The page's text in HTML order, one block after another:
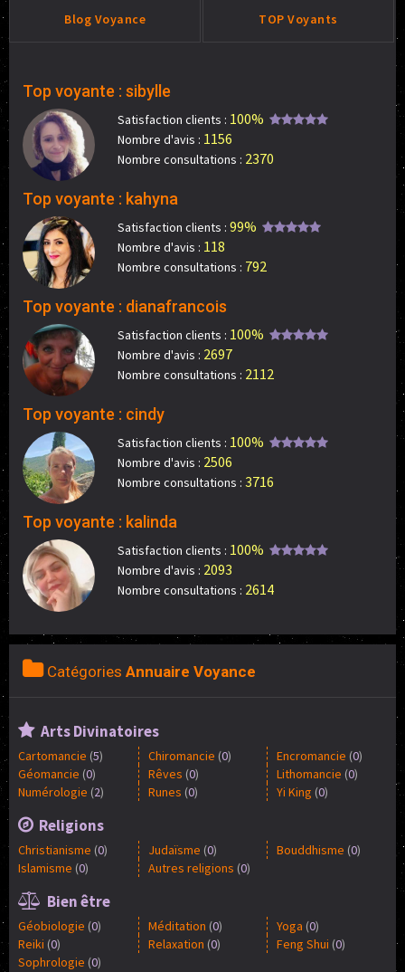
Blog Voyance TOP Voyants
Top voyante : sibylle
Satisfaction clients : 100%
Nombre d'avis : 1156
Nombre consultations : 2370
Top voyante : kahyna
Satisfaction clients : 99%
Nombre d'avis : 118
Nombre consultations : 792
Top voyante : dianafrancois
Satisfaction clients : 100%
Nombre d'avis : 2697
Nombre consultations : 2112
Top voyante : cindy
Satisfaction clients : 100%
Nombre d'avis : 2506
Nombre consultations : 3716
Top voyante : kalinda
Satisfaction clients : 100%
Nombre d'avis : 2093
Nombre consultations : 2614
Catégories Annuaire Voyance
Arts Divinatoires
Cartomancie (5) Chiromancie (0) Encromancie (0)
Géomancie (0) Rêves (0) Lithomancie (0)
Numérologie (2) Runes (0) Yi King (0)
Religions
Christianisme (0) Judaïsme (0) Bouddhisme (0)
Islamisme (0) Autres religions (0)
Bien être
Géobiologie (0) Méditation (0) Yoga (0)
Reiki (0) Relaxation (0) Feng Shui (0)
Sophrologie (0)